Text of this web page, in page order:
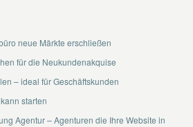
neue Märkte erschließen
für die Neukundenakquise
– ideal für Geschäftskunden
starten
Agentur – Agenturen die Ihre Website in